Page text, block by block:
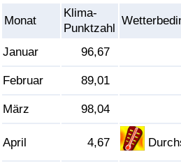
Monat
Klima-
Punktzahl
Januar 96,67
Februar 89,01
März 98,04
April 4,67
Umweltverschmutzung
Umweltverschmutzungs-Index
Verschmutzungsindex